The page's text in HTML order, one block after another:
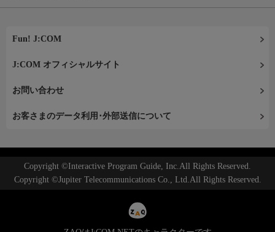
Fun! J:COM
J:COM オフィシャルサイト
お問い合わせ
お客さまのデータ利用･外部送信について
Copyright ©Interactive Program Guide, Inc.All Rights Reserved.
Copyright ©Jupiter Telecommunications Co., Ltd.All Rights Reserved.